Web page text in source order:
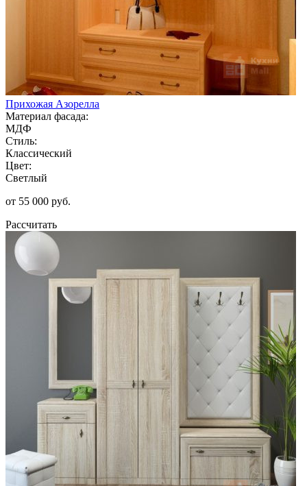
Прихожая Азорелла
Материал фасада:
МДФ
Стиль:
Классический
Цвет:
Светлый
от 55 000 руб.
Рассчитать